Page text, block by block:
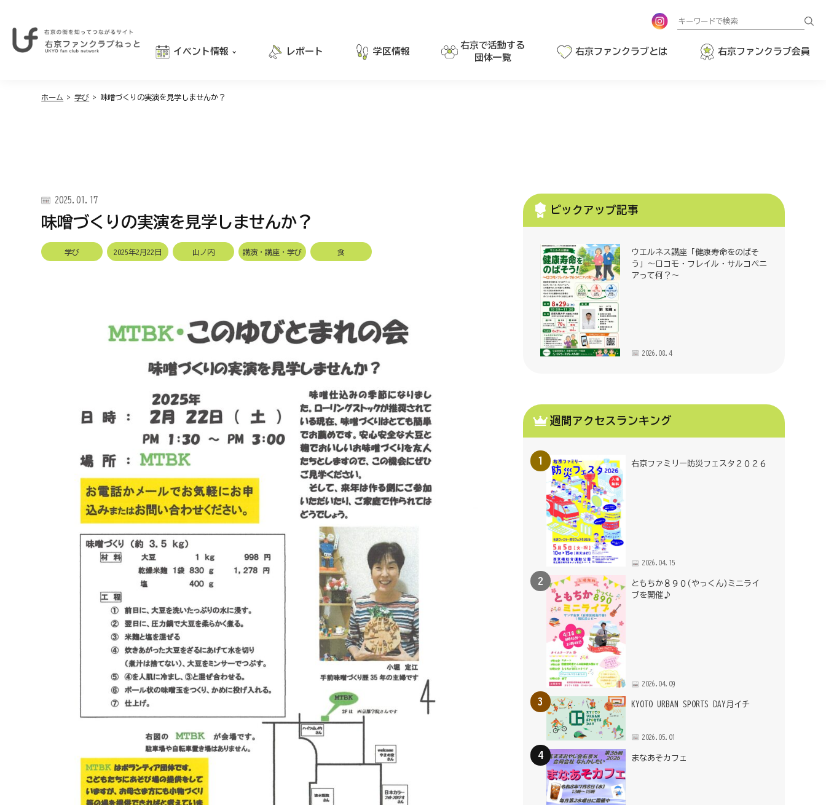
イベント情報
グルメ
レポート 学区情報
右京で活動する
団体一覧
右京ファンクラブとは 右京ファンクラブ会員
ホーム >学び > 味噌づくりの実演を見学しませんか？
2025.01.17
味噌づくりの実演を見学しませんか？
学び 2025年2月22日 山ノ内 講演・講座・学び 食
ピックアップ記事
ウエルネス講座「健康寿命をのばそ
う」～ロコモ・フレイル・サルコペニ
アって何？～
2026.08.4
週間アクセスランキング
右京ファミリー防災フェスタ２０２６
2026.04.15
ともちか８９０(やっくん)ミニライ
ブを開催♪
2026.04.09
KYOTO URBAN SPORTS DAY月イチ
2026.05.01
まなあそカフェ